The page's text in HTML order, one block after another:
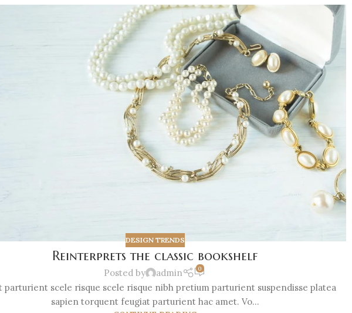
DESIGN TRENDS
Reinterprets the classic bookshelf
Posted by admin 0
parturient scele risque scele risque nibh pretium parturient suspendisse platea
sapien torquent feugiat parturient hac amet. Vo...